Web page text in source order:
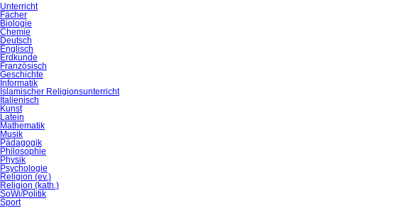
Unterricht
Fächer
Biologie
Chemie
Deutsch
Englisch
Erdkunde
Französisch
Geschichte
Informatik
Islamischer Religionsunterricht
Italienisch
Kunst
Latein
Mathematik
Musik
Pädagogik
Philosophie
Physik
Psychologie
Religion (ev.)
Religion (kath.)
SoWi/Politik
Sport